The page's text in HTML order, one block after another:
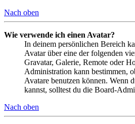
Nach oben
Wie verwende ich einen Avatar?
In deinem persönlichen Bereich
Avatar über eine der folgenden
Gravatar, Galerie, Remote oder
Administration kann bestimmen,
Avatare benutzen können. Wenn
kannst, solltest du die Board-
Nach oben